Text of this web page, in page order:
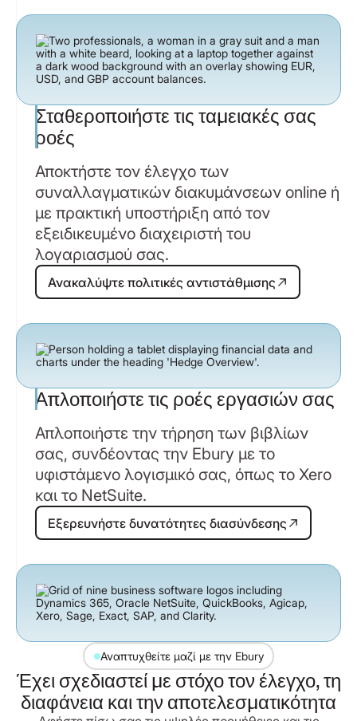
Σταθεροποιήστε τις ταμειακές σας
ροές
Αποκτήστε τον έλεγχο των
συναλλαγματικών διακυμάνσεων online ή
με πρακτική υποστήριξη από τον
εξειδικευμένο διαχειριστή του
λογαριασμού σας.
Ανακαλύψτε πολιτικές
Ανακαλύψτε πολιτικές αντιστάθμισης
Απλοποιήστε τις ροές εργασιών σας
Απλοποιήστε την τήρηση των βιβλίων
σας, συνδέοντας την Ebury με το
υφιστάμενο λογισμικό σας, όπως το Xero
και το NetSuite.
Εξερευνήστε δυνατότητες
Εξερευνήστε δυνατότητες διασύνδεσης
Αναπτυχθείτε μαζί με την Ebury
Έχει σχεδιαστεί με στόχο τον έλεγχο, τη
διαφάνεια και την αποτελεσματικότητα